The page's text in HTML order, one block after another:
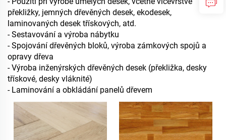
překližky, jemných dřevěných desek, ekodesek,
laminovaných desek třískových, atd.
- Sestavování a výroba nábytku
- Spojování dřevěných bloků, výroba zámkových spojů a
opravy dřeva
- Výroba inženýrských dřevěných desek (překližka, desky
třískové, desky vláknité)
- Laminování a obkládání panelů dřevem